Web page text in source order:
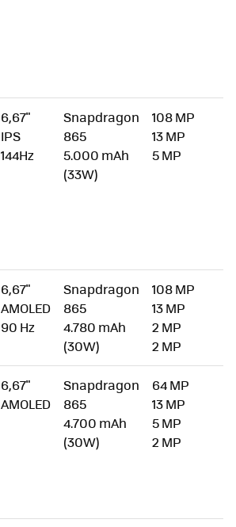
6,67"
IPS
144Hz
Snapdragon
865
5.000 mAh
(33W)
108 MP
13 MP
5 MP
6,67"
AMOLED
90 Hz
Snapdragon
865
4.780 mAh
(30W)
108 MP
13 MP
2 MP
2 MP
6,67"
AMOLED
Snapdragon
865
4.700 mAh
(30W)
64 MP
13 MP
5 MP
2 MP